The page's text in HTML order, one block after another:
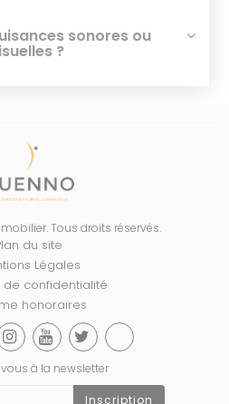
sonores ou
?
Tous droits réservés.
du site
Légales
de confidentialité
honoraires
à la newsletter
Inscription